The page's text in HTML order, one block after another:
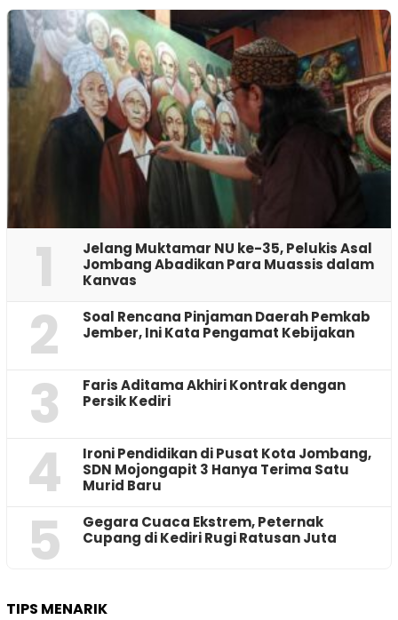
1
Jelang Muktamar NU ke-35, Pelukis Asal
Jombang Abadikan Para Muassis dalam
Kanvas
2
‎Soal Rencana Pinjaman Daerah Pemkab
Jember, Ini Kata Pengamat Kebijakan ‎
3
Faris Aditama Akhiri Kontrak dengan
Persik Kediri
4
Ironi Pendidikan di Pusat Kota Jombang,
SDN Mojongapit 3 Hanya Terima Satu
Murid Baru
5
‎Gegara Cuaca Ekstrem, Peternak
Cupang di Kediri Rugi Ratusan Juta
TIPS MENARIK